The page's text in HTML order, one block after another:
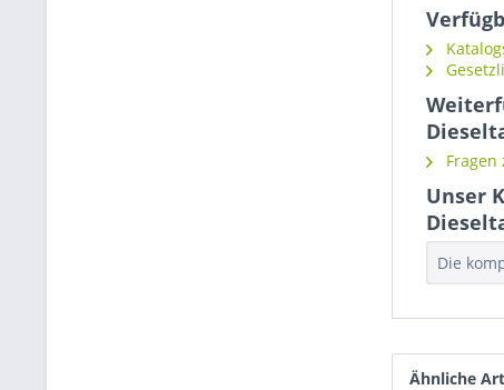
Fragen
Unser
Die
Ähnliche